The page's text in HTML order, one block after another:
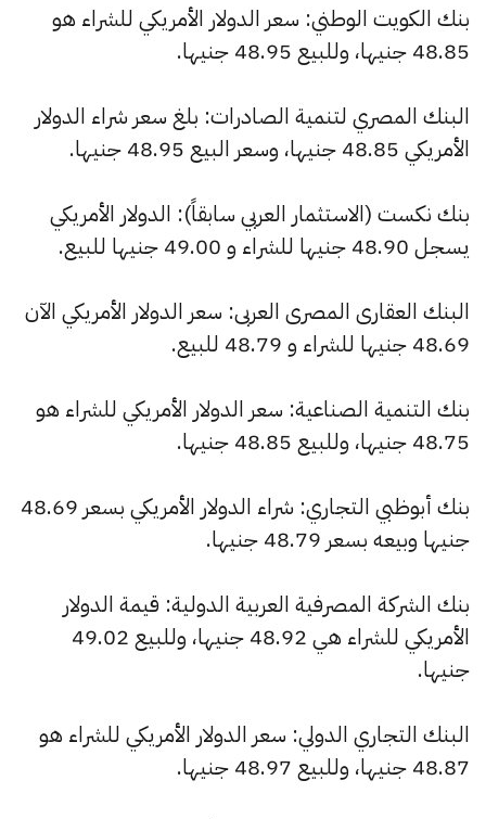
بنك الكويت الوطني: سعر الدولار الأمريكي للشراء هو
48.85 جنيها، وللبيع 48.95 جنيها.
البنك المصري لتنمية الصادرات: بلغ سعر شراء الدولار
الأمريكي 48.85 جنيها، وسعر البيع 48.95 جنيها.
بنك نكست (الاستثمار العربي سابقاً): الدولار الأمريكي
يسجل 48.90 جنيها للشراء و 49.00 جنيها للبيع.
البنك العقارى المصرى العربى: سعر الدولار الأمريكي الآن
48.69 جنيها للشراء و 48.79 للبيع.
بنك التنمية الصناعية: سعر الدولار الأمريكي للشراء هو
48.75 جنيها، وللبيع 48.85 جنيها.
بنك أبوظبي التجاري: شراء الدولار الأمريكي بسعر 48.69
جنيها وبيعه بسعر 48.79 جنيها.
بنك الشركة المصرفية العربية الدولية: قيمة الدولار
الأمريكي للشراء هي 48.92 جنيها، وللبيع 49.02
جنيها.
البنك التجاري الدولي: سعر الدولار الأمريكي للشراء هو
48.87 جنيها، وللبيع 48.97 جنيها.